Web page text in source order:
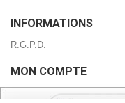
INFORMATIONS
R.G.P.D.
MON COMPTE